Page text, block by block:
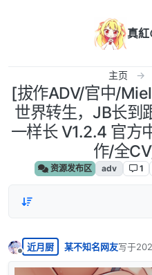
真
主页
[拔作ADV/官中/
世界转生，JB长到
一样长 V1.2.4 官方
作/全
资源发布区 adv 1
离线
近月厨 某不知名网友写于
最后由